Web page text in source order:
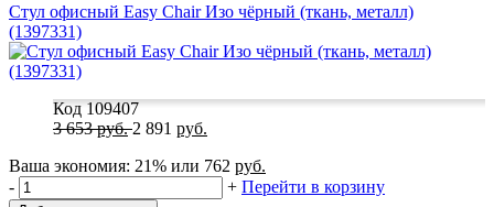
Стул офисный Easy Chair Изо чёрный (ткань, металл)
(1397331)
Код 109407
3 653руб. 2 891 руб.
Ваша экономия: 21% или 762 руб.
-
+ Перейти в корзину